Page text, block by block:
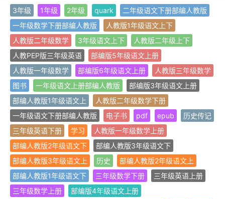
3年级 1年级 2年级 quark
二年级语文下册部编人教版
一年级数学下册部编人教版
人教版1年级语文上下
人教版二年级数学
3年级语文上下
人教版二年级上下
人教PEP版三年级英语
部编版5年级语文上册
人教版一年级数学
部编版6年级语文上册
人教版三年级数学
图书
一年级语文上册部编人教版
部编版3年级语文上册
部编人教版1年级语文上
人教版二年级数学下册
一年级语文下册部编人教版
电子书 pdf epub
历史传记
三年级英语下册
学习
人教版一年级数学上册
部编人教版2年级语文下
部编人教版3年级语文下
部编人教版3年级语文上
历史
部编人教版2年级语文上
部编人教版1年级语文下
三年级数学下册
三年级英语上册
三年级数学上册
部编版4年级语文上册